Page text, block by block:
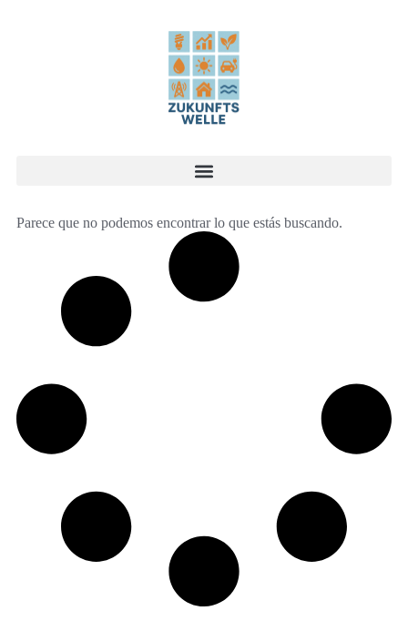
Parece que no podemos encontrar lo que estás buscando.